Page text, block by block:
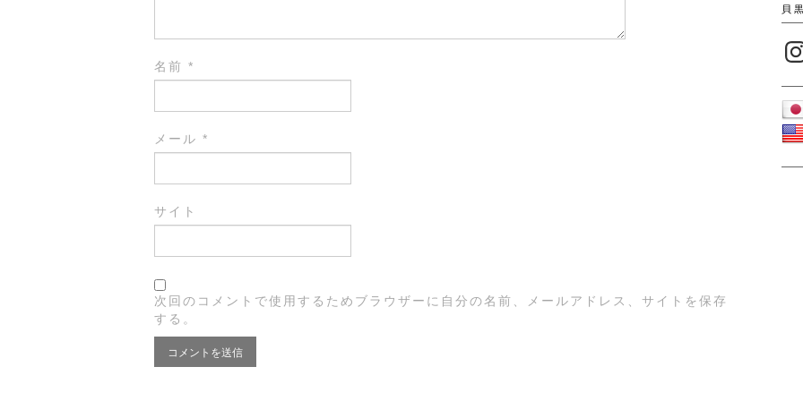
名前 *
メール *
サイト
次回のコメントで使用するためブラウザーに自分の名前、メールアドレス、サイトを保存
する。
貝